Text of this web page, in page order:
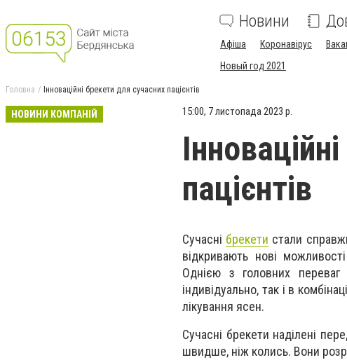
Новини
Афіша Коронавірус
Новый год 2021
Головна Інноваційні брекети для сучасних пацієнтів
НОВИНИ КОМПАНІЙ 15:00, 7 листопада 2023 р.
пацієнтів
Сучасні брекети стали
відкривають нові
Однією з головних переваг
індивідуально, так і в
лікування ясен.
Сучасні брекети наділені
швидше, ніж колись. Вони